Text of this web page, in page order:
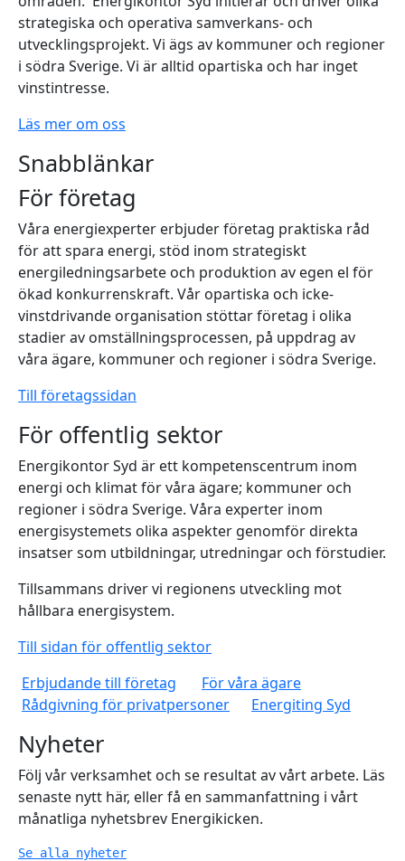
strategiska och operativa samverkans- och
utvecklingsprojekt. Vi ägs av kommuner och regioner
i södra Sverige. Vi är alltid opartiska och har inget
vinstintresse.
Läs mer om oss
Snabblänkar
Erbjudande till företag
För våra ägare
Rådgivning för privatpersoner
Energiting Syd
För företag
Våra energiexperter erbjuder företag praktiska råd
för att spara energi, stöd inom strategiskt
energiledningsarbete och produktion av egen el för
ökad konkurrenskraft. Vår opartiska och icke-
vinstdrivande organisation stöttar företag i olika
stadier av omställningsprocessen, på uppdrag av
våra ägare, kommuner och regioner i södra Sverige.
Till företagssidan
För offentlig sektor
Energikontor Syd är ett kompetenscentrum inom
energi och klimat för våra ägare; kommuner och
regioner i södra Sverige. Våra experter inom
energisystemets olika aspekter genomför direkta
insatser som utbildningar, utredningar och förstudier.
Tillsammans driver vi regionens utveckling mot
hållbara energisystem.
Till sidan för offentlig sektor
Nyheter
Följ vår verksamhet och se resultat av vårt arbete. Läs
senaste nytt här, eller få en sammanfattning i vårt
månatliga nyhetsbrev Energikicken.
Se alla nyheter